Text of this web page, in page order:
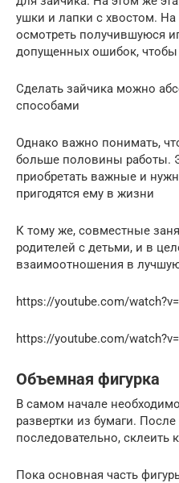
ушки и лапки с хвостом.
осмотреть получившуюся
допущенных ошибок, чтобы
Сделать зайчика можно
способами
Однако важно понимать,
больше половины работы.
приобретать важные и
пригодятся ему в жизни
К тому же, совместные
родителей с детьми, и в
взаимоотношения в
https://youtube.com/
https://youtube.com/
Объемная фигурка
В самом начале
развертки из бумаги.
последовательно, склеить
Пока основная часть